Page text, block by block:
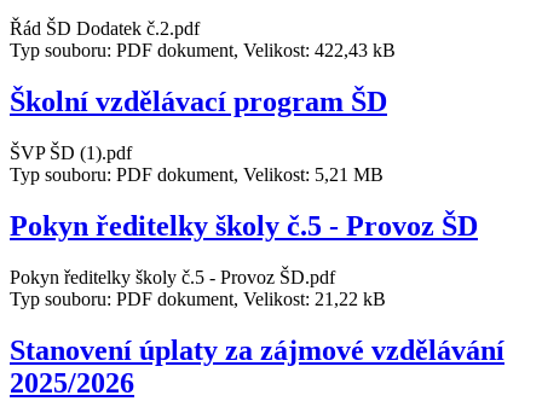
Řád ŠD Dodatek č.2.pdf
Typ souboru: PDF dokument, Velikost: 422,43 kB
Školní vzdělávací program ŠD
ŠVP ŠD (1).pdf
Typ souboru: PDF dokument, Velikost: 5,21 MB
Pokyn ředitelky školy č.5 - Provoz ŠD
Pokyn ředitelky školy č.5 - Provoz ŠD.pdf
Typ souboru: PDF dokument, Velikost: 21,22 kB
Stanovení úplaty za zájmové vzdělávání
2025/2026